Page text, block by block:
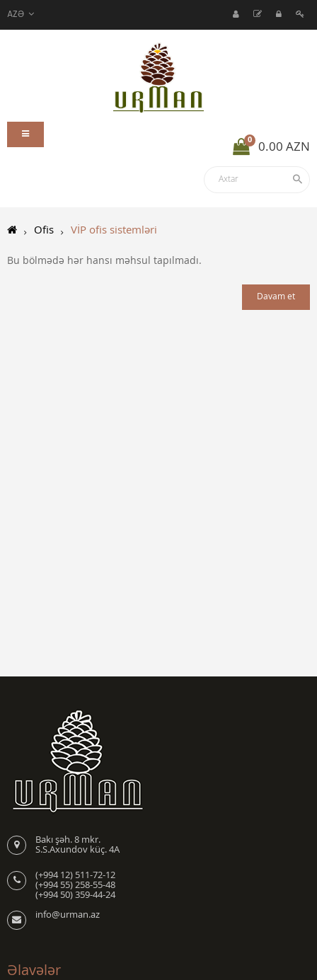
AZƏ
0
0.00 AZN
Ofis VİP ofis sistemləri
Bu bölmədə hər hansı məhsul tapılmadı.
Davam et
Bakı şəh. 8 mkr.
S.S.Axundov küç. 4A
(+994 12) 511-72-12
(+994 55) 258-55-48
(+994 50) 359-44-24
info@urman.az
Əlavələr